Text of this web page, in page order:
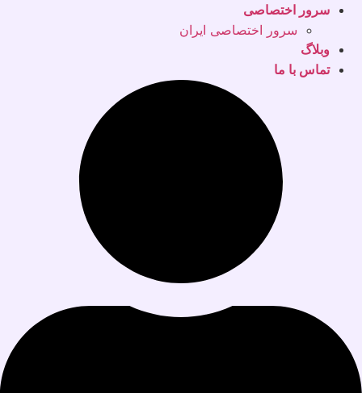
سرور اختصاصی
سرور اختصاصی ایران
وبلاگ
تماس با ما